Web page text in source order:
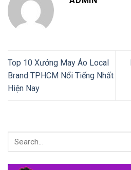
Top 10 Xưởng May Áo Local
Brand TPHCM Nổi Tiếng Nhất
Hiện Nay